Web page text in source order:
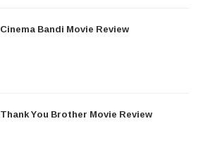
Cinema Bandi Movie Review
Thank You Brother Movie Review